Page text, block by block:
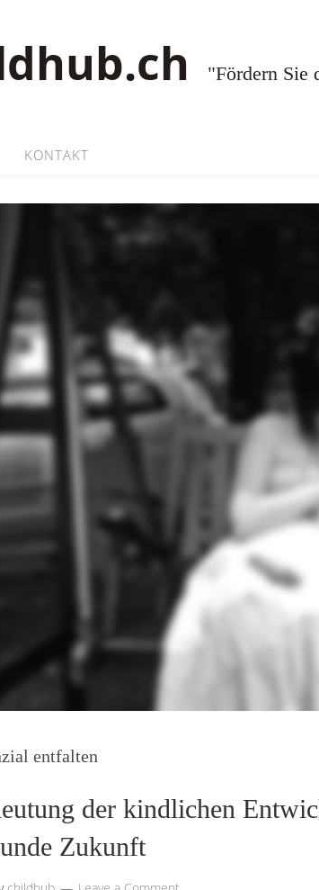
"Fördern Sie
KONTAKT
entfalten
der kindlichen
Zukunft